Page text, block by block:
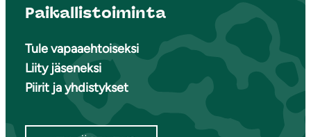
Paikallistoiminta
Tule vapaaehtoiseksi
Liity jäseneksi
Piirit ja yhdistykset